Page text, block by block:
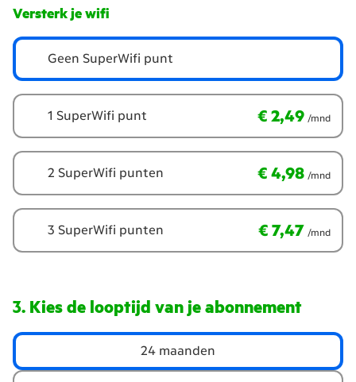
Versterk je wifi
Geen SuperWifi punt
1 SuperWifi punt € 2,49
€ 2,49
per maand/mnd
2 SuperWifi punten € 4,98
€ 4,98
per maand/mnd
3 SuperWifi punten € 7,47
€ 7,47
per maand/mnd
Kies de looptijd van je abonnement
Kies
de
looptijd
24 maanden